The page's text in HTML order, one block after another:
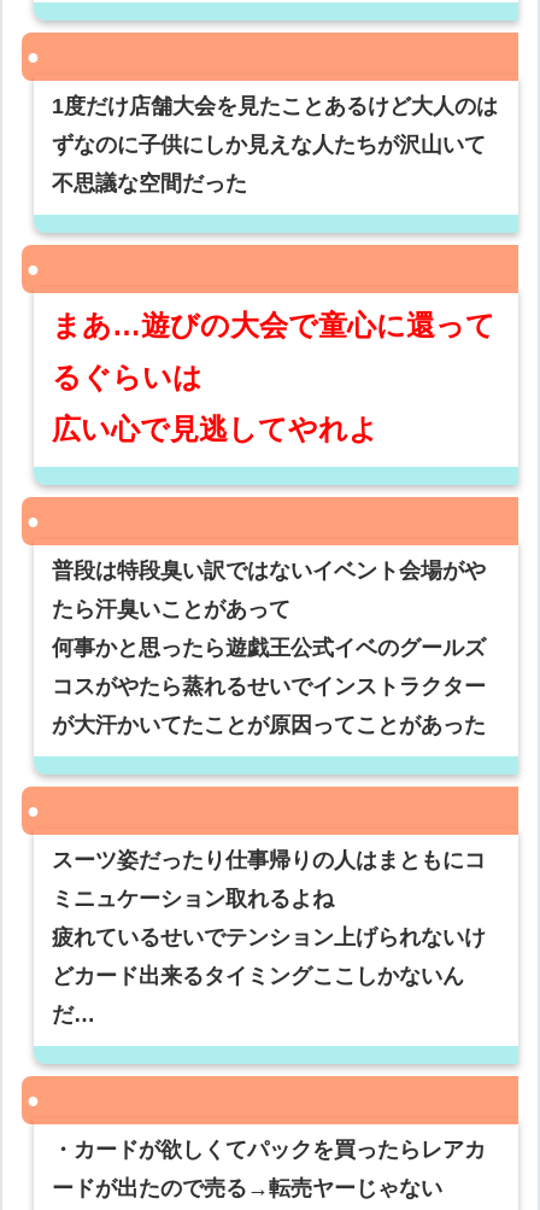
1度だけ店舗大会を見たことあるけど大人のは
ずなのに子供にしか見えな人たちが沢山いて
不思議な空間だった
まあ…遊びの大会で童心に還って
るぐらいは
広い心で見逃してやれよ
普段は特段臭い訳ではないイベント会場がや
たら汗臭いことがあって
何事かと思ったら遊戯王公式イベのグールズ
コスがやたら蒸れるせいでインストラクター
が大汗かいてたことが原因ってことがあった
スーツ姿だったり仕事帰りの人はまともにコ
ミニュケーション取れるよね
疲れているせいでテンション上げられないけ
どカード出来るタイミングここしかないん
だ…
・カードが欲しくてパックを買ったらレアカ
ードが出たので売る→転売ヤーじゃない